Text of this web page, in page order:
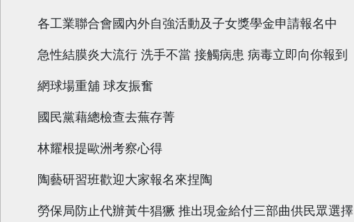
各工業聯合會國內外自強活動及子女獎學金申請報名中
急性結膜炎大流行 洗手不當 接觸病患 病毒立即向你報到
網球場重舖 球友振奮
國民黨藉總檢查去蕪存菁
林耀根提歐洲考察心得
陶藝研習班歡迎大家報名來捏陶
勞保局防止代辦黃牛猖獗 推出現金給付三部曲供民眾選擇